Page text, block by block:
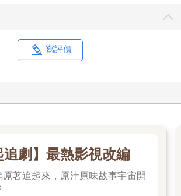
南路入夜很冷清，但在瑞安街口卻有一處清
清粥小菜，一盤菜當時只賣二元，吸引一些
煎鹹帶魚，喝著暖呼呼的米粥，清晨時光總
時刻，是整晚說了太多的話倒盡了思緒雜質
時是台北八○年代經濟大躍進的年代，流行二
張桌子上還有獨立電話，是前手機時代都會
玩具，打混久後開始專心寫劇本，中間偶爾
電詢問進度，碰上趕錄影時，有時清晨六點
剛填完格子的稿件。
寫評價
追劇】最熱影視改編
著追起來，原汁原味故事宇宙開